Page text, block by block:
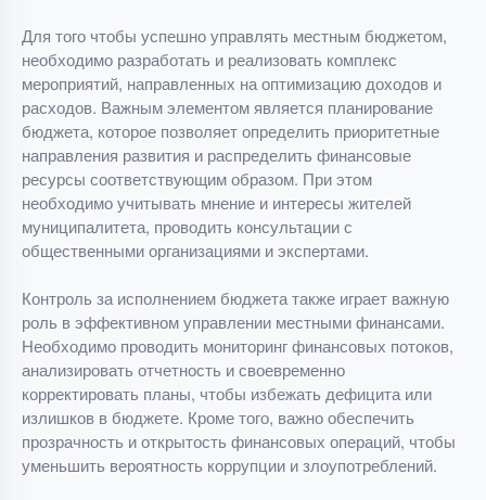
Для того чтобы успешно управлять местным бюджетом,
необходимо разработать и реализовать комплекс
мероприятий, направленных на оптимизацию доходов и
расходов. Важным элементом является планирование
бюджета, которое позволяет определить приоритетные
направления развития и распределить финансовые
ресурсы соответствующим образом. При этом
необходимо учитывать мнение и интересы жителей
муниципалитета, проводить консультации с
общественными организациями и экспертами.
Контроль за исполнением бюджета также играет важную
роль в эффективном управлении местными финансами.
Необходимо проводить мониторинг финансовых потоков,
анализировать отчетность и своевременно
корректировать планы, чтобы избежать дефицита или
излишков в бюджете. Кроме того, важно обеспечить
прозрачность и открытость финансовых операций, чтобы
уменьшить вероятность коррупции и злоупотреблений.